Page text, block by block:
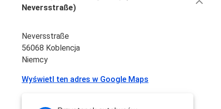
Neversstraße)
Neversstraße
56068 Koblencja
Niemcy
Wyświetl ten adres w Google Maps